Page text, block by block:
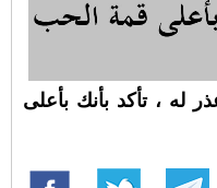
له ، تأكد بأنك بأعلى